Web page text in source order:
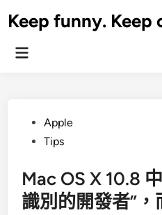
toKeep funny. Keep
Main
PostedApple
Tips
Mac OS X 10.8
識別的開發者”